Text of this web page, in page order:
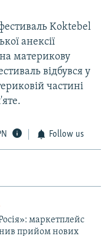
Koktebel
анексії
материкову
відбувся у
частині
Follow us
маркетплейс
прийом нових